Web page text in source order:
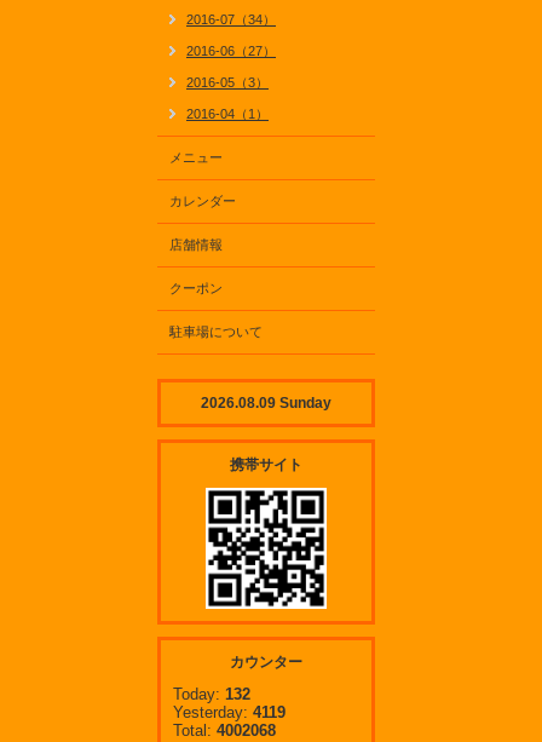
2016-07（34）
2016-06（27）
2016-05（3）
2016-04（1）
メニュー
カレンダー
店舗情報
クーポン
駐車場について
2026.08.09 Sunday
携帯サイト
カウンター
Today: 132
Yesterday: 4119
Total: 4002068